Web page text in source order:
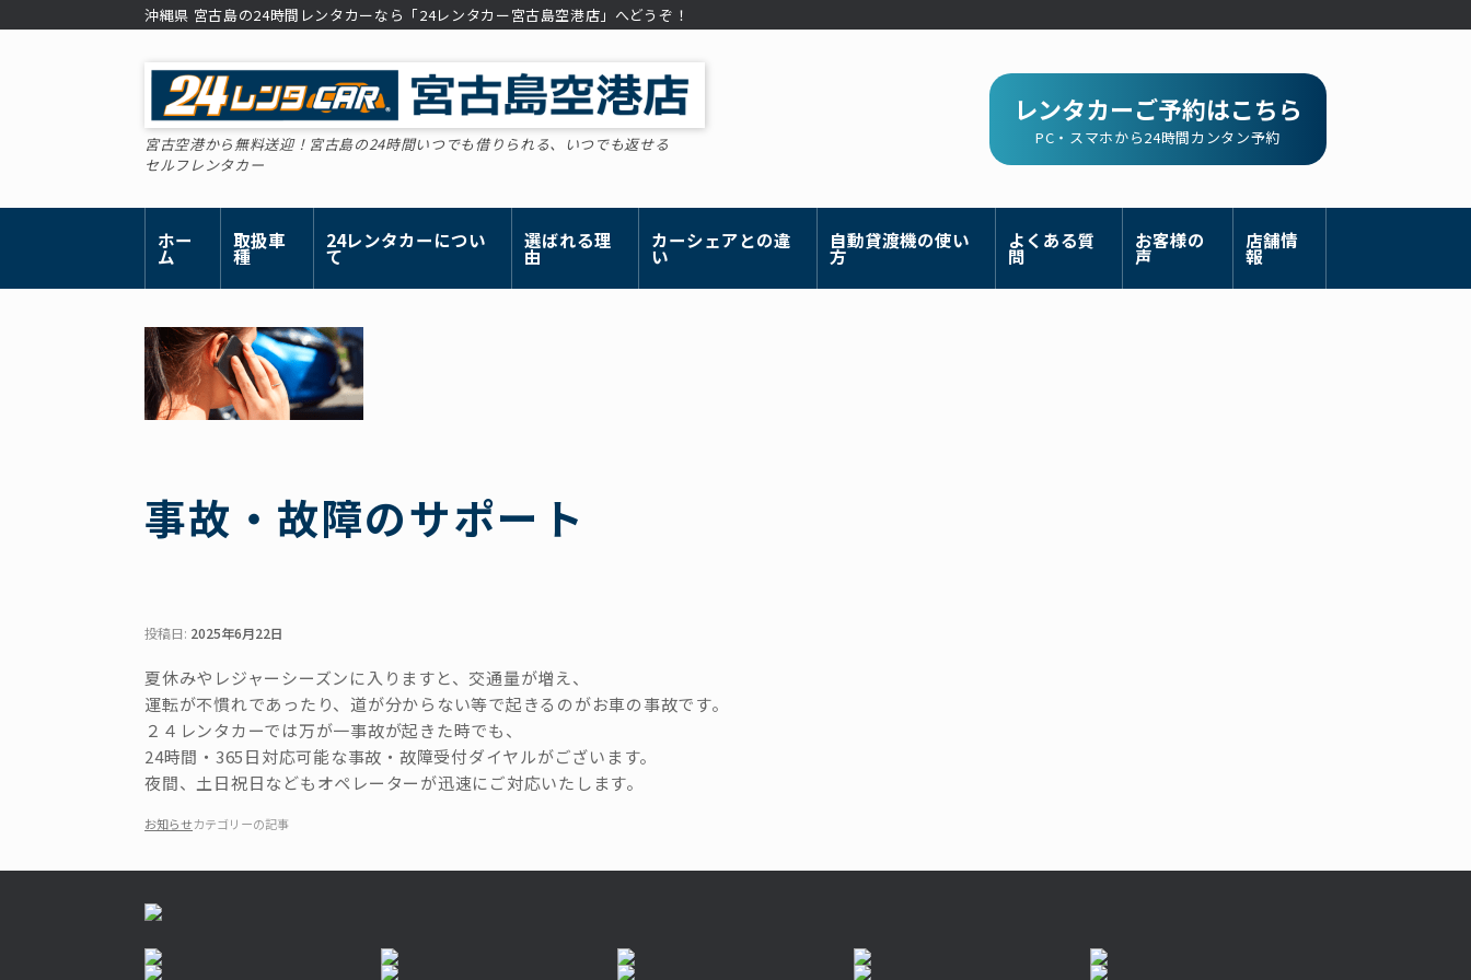
ン
沖縄県 宮古島の24時間レンタカーなら「24レンタカー宮古島空港店」へどうぞ！
宮古空港から無料送迎！宮古島の24時間いつでも借りられる、いつでも返せる
セルフレンタカー
レンタカーご予約はこちら
PC・スマホから24時間カンタン予約
ホー
ム
取扱車
種
24レンタカーについ
て
選ばれる理
由
カーシェアとの違
い
自動貸渡機の使い
方
よくある質
問
お客様の
声
店舗情
報
事故・故障のサポート
投稿日: 2025年6月22日
夏休みやレジャーシーズンに入りますと、交通量が増え、
運転が不慣れであったり、道が分からない等で起きるのがお車の事故です。
２４レンタカーでは万が一事故が起きた時でも、
24時間・365日対応可能な事故・故障受付ダイヤルがございます。
夜間、土日祝日などもオペレーターが迅速にご対応いたします。
お知らせカテゴリーの記事